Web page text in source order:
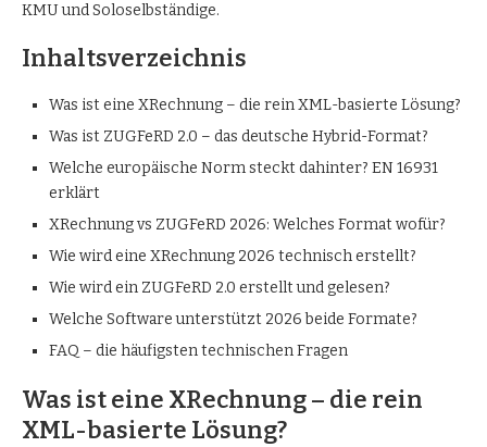
KMU und Soloselbständige.
Inhaltsverzeichnis
Was ist eine XRechnung – die rein XML-basierte Lösung?
Was ist ZUGFeRD 2.0 – das deutsche Hybrid-Format?
Welche europäische Norm steckt dahinter? EN 16931
erklärt
XRechnung vs ZUGFeRD 2026: Welches Format wofür?
Wie wird eine XRechnung 2026 technisch erstellt?
Wie wird ein ZUGFeRD 2.0 erstellt und gelesen?
Welche Software unterstützt 2026 beide Formate?
FAQ – die häufigsten technischen Fragen
Was ist eine XRechnung – die rein
XML-basierte Lösung?